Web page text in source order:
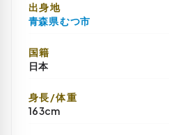
出身地
青森県 むつ市
国籍
日本
身長/体重
163cm